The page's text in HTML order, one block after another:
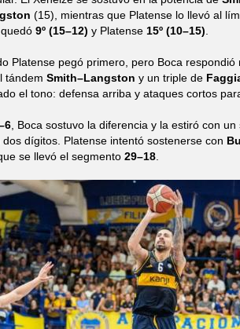
(15), mientras que Platense lo llevó al
9º (15–12) y Platense 15º (10–15)
Platense pegó primero, pero Boca
tándem Smith–Langston y un triple de
el tono: defensa arriba y ataques cortos
, Boca sostuvo la diferencia y la estiró con
dígitos. Platense intentó sostenerse con
se llevó el segmento 29–18